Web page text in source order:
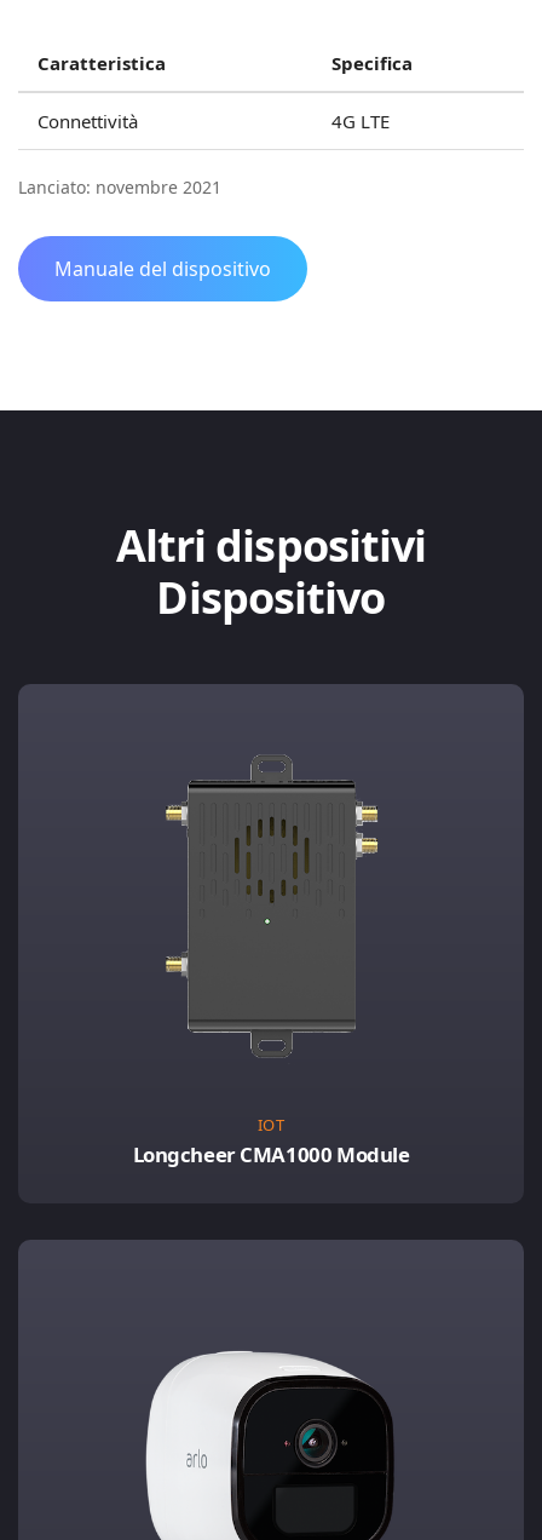
Caratteristica Specifica
Connettività 4G LTE
Lanciato: novembre 2021
Manuale del dispositivo
Altri dispositivi
Dispositivo
IOT
Longcheer CMA1000 Module